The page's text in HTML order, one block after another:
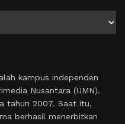
kampus independen
Nusantara (UMN).
tahun 2007. Saat itu,
berhasil menerbitkan